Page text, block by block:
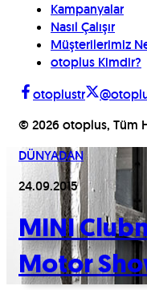
Kampanyalar
Nasıl Çalışır
Müşterilerimiz
otoplus Kimdir?
otoplustr
© 2026 otoplus, Tüm
DÜNYADAN
24.09.2015
MINI
Motor